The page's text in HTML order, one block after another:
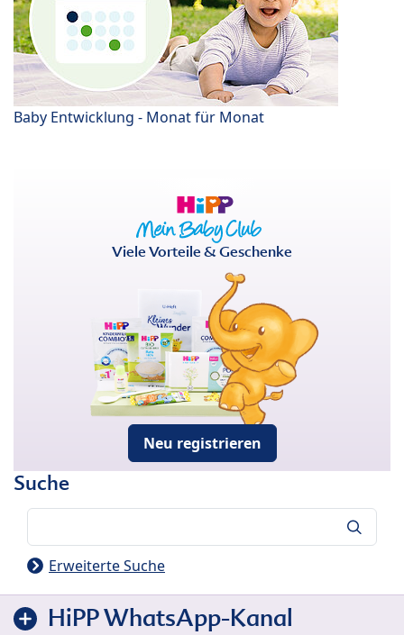
Baby Entwicklung - Monat für Monat
Viele Vorteile & Geschenke
Neu registrieren
Suche
Erweiterte Suche
HiPP WhatsApp-Kanal